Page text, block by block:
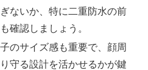
ないか、特に二重防水の前
確認しましょう。
のサイズ感も重要で、顔周
守る設計を活かせるかが鍵